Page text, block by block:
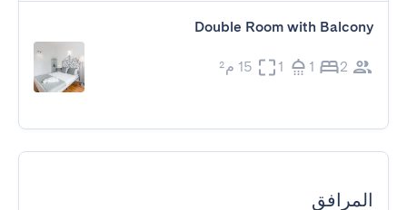
Double Room with Balcony
2
1
1 15 م²
المرافق